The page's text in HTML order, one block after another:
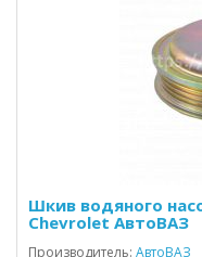
Шкив водяного
Chevrolet АвтоВАЗ
Производитель: АвтоВАЗ